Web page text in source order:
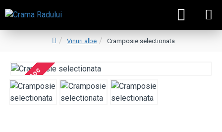
Vinuri albe Cramposie selectionata
Fara stoc